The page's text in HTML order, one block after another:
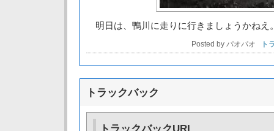
明日は、鴨川に走りに行きましょうかねえ
Posted by パオパオ ト
トラックバック
トラックバックURL